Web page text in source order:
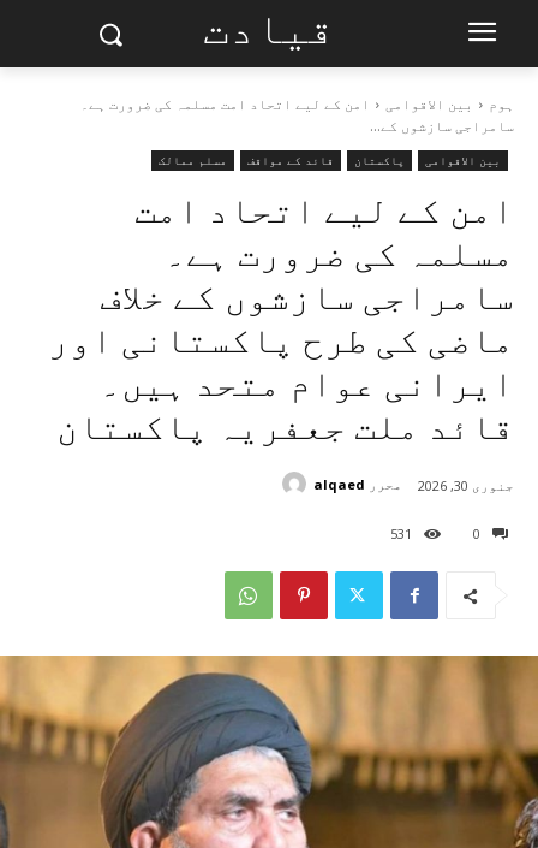
قیادت
ہوم بین الاقوامی
امن کے لیے اتحاد امت مسلمہ کی ضرورت ہے۔
سامراجی سازشوں کے...
بین الاقوامی پاکستان قائد کے مواقف مسلم ممالک
امن کے لیے اتحاد امت
مسلمہ کی ضرورت ہے۔
سامراجی سازشوں کے خلاف
ماضی کی طرح پاکستانی اور
ایرانی عوام متحد ہیں۔
قائد ملت جعفریہ پاکستان
0
531
جنوری 30, 2026 محرر alqaed